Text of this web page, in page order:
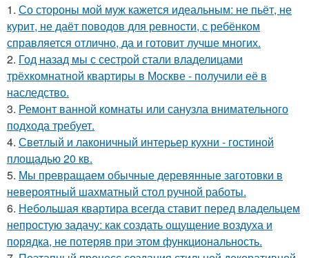
1. Со стороны мой муж кажется идеальным: не пьёт, не
курит, не даёт поводов для ревности, с ребёнком
справляется отлично, да и готовит лучше многих.
2. Год назад мы с сестрой стали владелицами
трёхкомнатной квартиры в Москве - получили её в
наследство.
3. Ремонт ванной комнаты или санузла внимательного
подхода требует.
4. Светлый и лаконичный интерьер кухни - гостиной
площадью 20 кв.
5. Мы превращаем обычные деревянные заготовки в
невероятный шахматный стол ручной работы.
6. Небольшая квартира всегда ставит перед владельцем
непростую задачу: как создать ощущение воздуха и
порядка, не потеряв при этом функциональность.